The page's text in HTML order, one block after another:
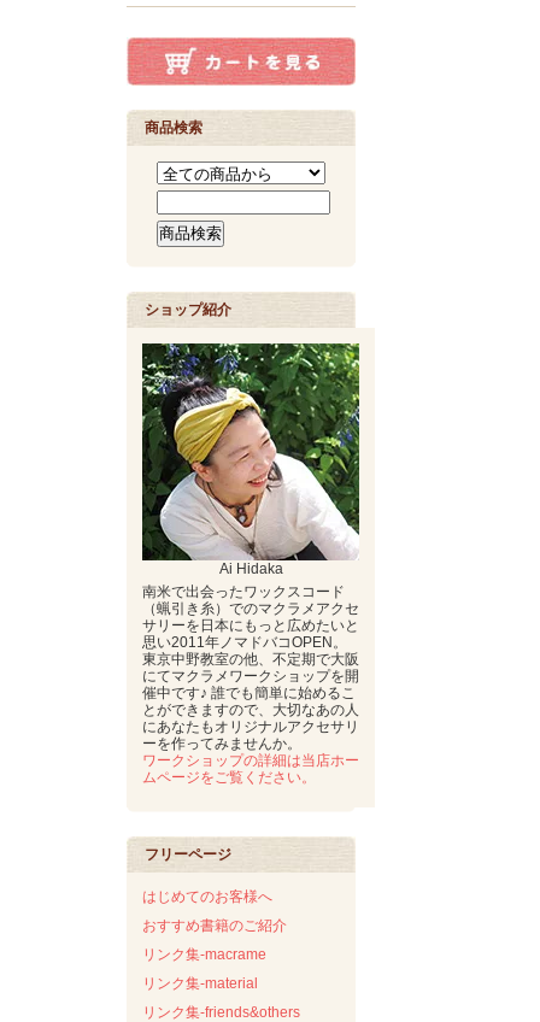
商品検索
ショップ紹介
Ai Hidaka
南米で出会ったワックスコード
（蝋引き糸）でのマクラメアクセ
サリーを日本にもっと広めたいと
思い2011年ノマドバコOPEN。
東京中野教室の他、不定期で大阪
にてマクラメワークショップを開
催中です♪ 誰でも簡単に始めるこ
とができますので、大切なあの人
にあなたもオリジナルアクセサリ
ーを作ってみませんか。
ワークショップの詳細は当店ホー
ムページをご覧ください。
フリーページ
はじめてのお客様へ
おすすめ書籍のご紹介
リンク集-macrame
リンク集-material
リンク集-friends&others